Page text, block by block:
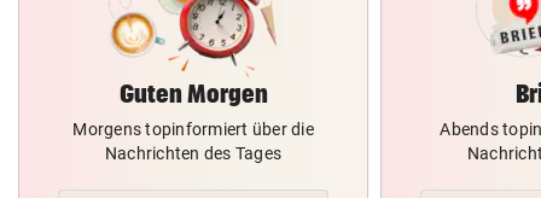
Guten Morgen
Morgens topinformiert über die
Nachrichten des Tages
Abends